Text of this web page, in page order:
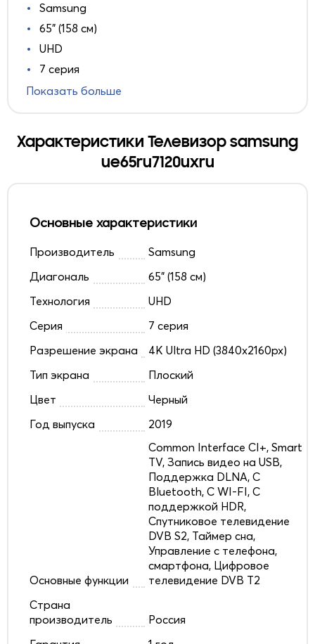
Samsung
65" (158 см)
UHD
7 серия
Показать больше
Характеристики Телевизор samsung
ue65ru7120uxru
Основные характеристики
Производитель
Samsung
Диагональ
65" (158 см)
Технология
UHD
Серия
7 серия
Разрешение экрана
4K Ultra HD (3840x2160px)
Тип экрана
Плоский
Цвет
Черный
Год выпуска
2019
Основные функции
Common Interface CI+, Smart
TV, Запись видео на USB,
Поддержка DLNA, С
Bluetooth, С WI-FI, С
поддержкой HDR,
Спутниковое телевидение
DVB S2, Таймер сна,
Управление с телефона,
смартфона, Цифровое
телевидение DVB T2
Страна
производитель
Россия